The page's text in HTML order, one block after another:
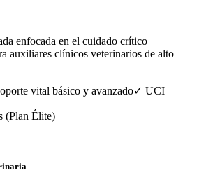
enfocada en el cuidado crítico
auxiliares clínicos veterinarios de alto
vital básico y avanzado✓ UCI
(Plan Élite)